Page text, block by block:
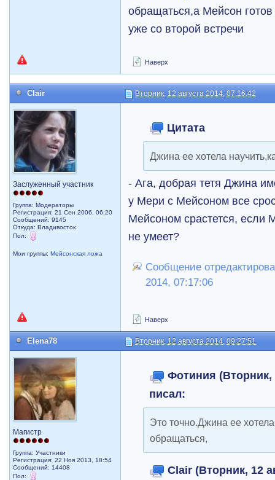
обращаться,а Мейсон готов
уже со второй встречи
Наверх
Clair Вторник, 12 августа 2014, 07:16:42
Заслуженный участник
Группа: Модераторы
Регистрация: 21 Сен 2006, 06:20
Сообщений: 9145
Откуда: Владивосток
Пол:
Мои группы:Мейсонская ложа
Цитата
Джина ее хотела
- Ага, добрая тетя Джина
у Мери с Мейсоном все
Мейсоном срастется, если
не умеет?
Сообщение
2014, 07:17:06
Наверх
Elena78 Вторник, 12 августа 2014, 09:27:51
Магистр
Группа: Участники
Регистрация: 22 Ноя 2013, 18:54
Сообщений: 14408
Пол:
Фотиния (Вторник,
писал:
Это точно.Джина ее
обращаться,
Clair (Вторник, 12